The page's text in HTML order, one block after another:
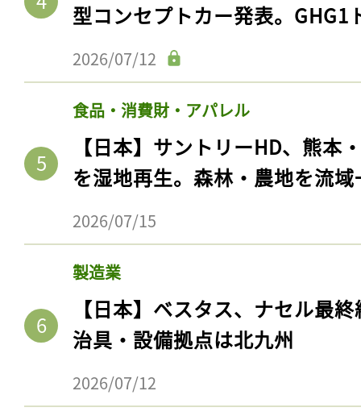
型コンセプトカー発表。GHG1
2026/07/12
食品・消費財・アパレル
【日本】サントリーHD、熊本
を湿地再生。森林・農地を流
2026/07/15
製造業
【日本】ベスタス、ナセル最
治具・設備拠点は北九州
2026/07/12